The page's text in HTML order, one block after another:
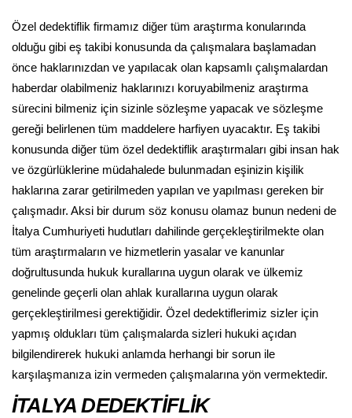
Özel dedektiflik firmamız diğer tüm araştırma konularında
olduğu gibi eş takibi konusunda da çalışmalara başlamadan
önce haklarınızdan ve yapılacak olan kapsamlı çalışmalardan
haberdar olabilmeniz haklarınızı koruyabilmeniz araştırma
sürecini bilmeniz için sizinle sözleşme yapacak ve sözleşme
gereği belirlenen tüm maddelere harfiyen uyacaktır. Eş takibi
konusunda diğer tüm özel dedektiflik araştırmaları gibi insan hak
ve özgürlüklerine müdahalede bulunmadan eşinizin kişilik
haklarına zarar getirilmeden yapılan ve yapılması gereken bir
çalışmadır. Aksi bir durum söz konusu olamaz bunun nedeni de
İtalya Cumhuriyeti hudutları dahilinde gerçekleştirilmekte olan
tüm araştırmaların ve hizmetlerin yasalar ve kanunlar
doğrultusunda hukuk kurallarına uygun olarak ve ülkemiz
genelinde geçerli olan ahlak kurallarına uygun olarak
gerçekleştirilmesi gerektiğidir. Özel dedektiflerimiz sizler için
yapmış oldukları tüm çalışmalarda sizleri hukuki açıdan
bilgilendirerek hukuki anlamda herhangi bir sorun ile
karşılaşmanıza izin vermeden çalışmalarına yön vermektedir.
İTALYA DEDEKTİFLİK